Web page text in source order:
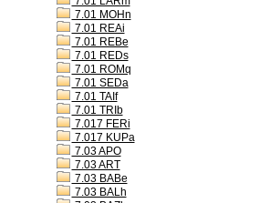
7.01 MOHn
7.01 REAi
7.01 REBe
7.01 REDs
7.01 ROMq
7.01 SEDa
7.01 TAIf
7.01 TRIb
7.017 FERi
7.017 KUPa
7.03 APO
7.03 ART
7.03 BABe
7.03 BALh